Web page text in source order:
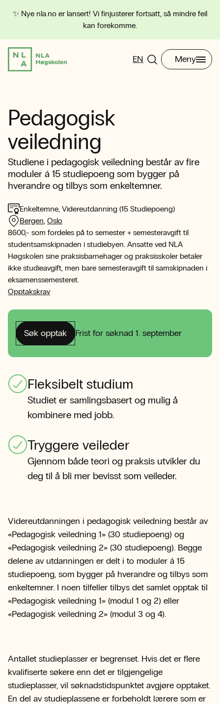
✨ Nye nla.no er lansert! Vi finjusterer fortsatt, så mindre feil
kan forekomme.
EN Meny
Pedagogisk
veiledning
Studiene i pedagogisk veiledning består av fire
moduler á 15 studiepoeng som bygger på
hverandre og tilbys som enkeltemner.
Enkeltemne, Videreutdanning (15 Studiepoeng)
Bergen, Oslo
8600,- som fordeles på to semester + semesteravgift til
studentsamskipnaden i studiebyen. Ansatte ved NLA
Høgskolen sine praksisbarnehager og praksisskoler betaler
ikke studieavgift, men bare semesteravgift til samskipnaden i
eksamenssemesteret.
Opptakskrav
Søk opptak Frist for søknad 1. september
Fleksibelt studium
Studiet er samlingsbasert og mulig å
kombinere med jobb.
Tryggere veileder
Gjennom både teori og praksis utvikler du
deg til å bli mer bevisst som veileder.
Videreutdanningen i pedagogisk veiledning består av
«Pedagogisk veiledning 1» (30 studiepoeng) og
«Pedagogisk veiledning 2» (30 studiepoeng). Begge
delene av utdanningen er delt i to moduler á 15
studiepoeng, som bygger på hverandre og tilbys som
enkeltemner. I noen tilfeller tilbys det samlet opptak til
«Pedagogisk veiledning 1» (modul 1 og 2) eller
«Pedagogisk veiledning 2» (modul 3 og 4).
Antallet studieplasser er begrenset. Hvis det er flere
kvalifiserte søkere enn det er tilgjengelige
studieplasser, vil søknadstidspunktet avgjøre opptaket.
En del av studieplassene er forbeholdt lærere som er